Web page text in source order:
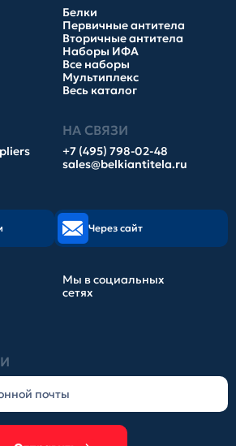
Белки
Первичные антитела
Вторичные антитела
Наборы ИФА
Все наборы
Мультиплекс
Весь каталог
НА СВЯЗИ
+7 (495) 798-02-48
sales@belkiantitela.ru
Через сайт
Мы в социальных
сетях